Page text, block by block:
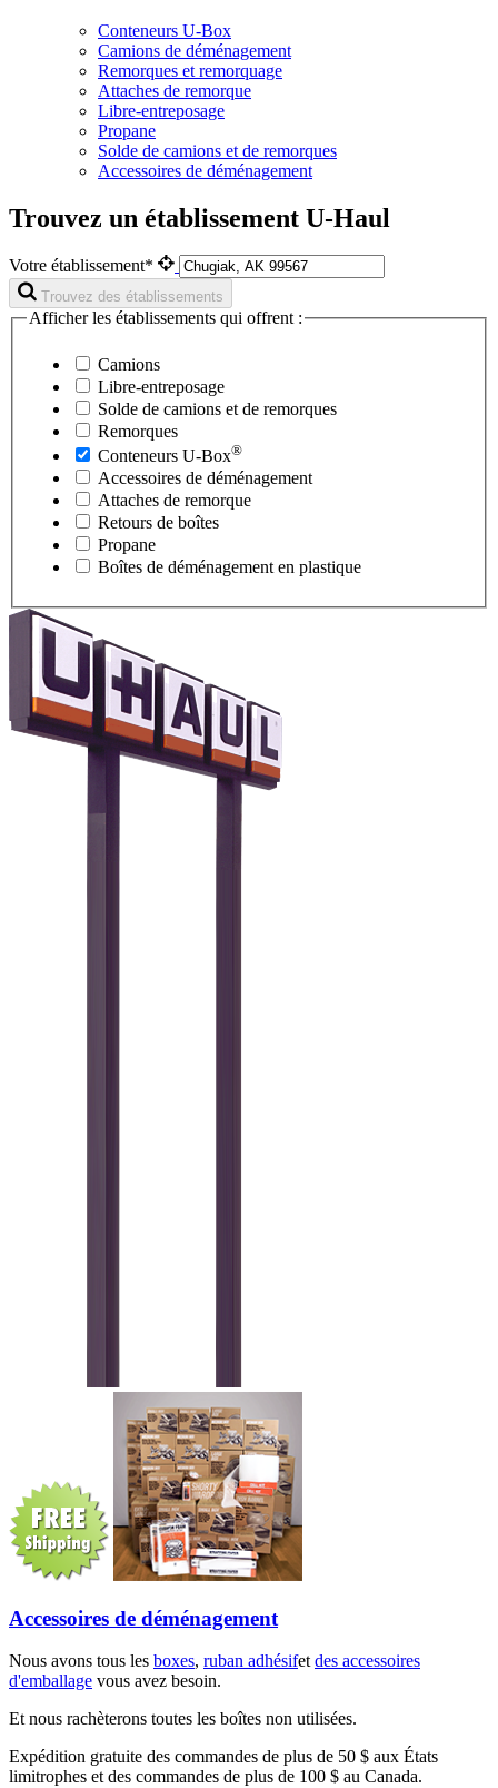
Conteneurs U-Box
Camions de déménagement
Remorques et remorquage
Attaches de remorque
Libre-entreposage
Propane
Solde de camions et de remorques
Accessoires de déménagement
Trouvez un établissement U-Haul
Votre établissement*
Trouvez des établissements
Afficher les établissements qui offrent :
Camions
Libre-entreposage
Solde de camions et de remorques
Remorques
Conteneurs U-Box®
Accessoires de déménagement
Attaches de remorque
Retours de boîtes
Propane
Boîtes de déménagement en plastique
Accessoires de déménagement
Nous avons tous les boxes, ruban adhésifetdes accessoires
d'emballage vous avez besoin.
Et nous rachèterons toutes les boîtes non utilisées.
Expédition gratuite des commandes de plus de 50 $ aux États
limitrophes et des commandes de plus de 100 $ au Canada.